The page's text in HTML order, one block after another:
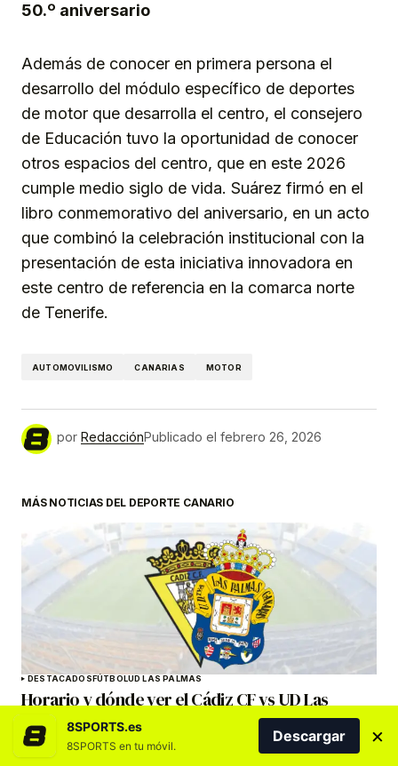
50.º aniversario
Además de conocer en primera persona el
desarrollo del módulo específico de deportes
de motor que desarrolla el centro, el consejero
de Educación tuvo la oportunidad de conocer
otros espacios del centro, que en este 2026
cumple medio siglo de vida. Suárez firmó en el
libro conmemorativo del aniversario, en un acto
que combinó la celebración institucional con la
presentación de esta iniciativa innovadora en
este centro de referencia en la comarca norte
de Tenerife.
AUTOMOVILISMO CANARIAS MOTOR
por RedacciónPublicado el febrero 26, 2026
MÁS NOTICIAS DEL DEPORTE CANARIO
DESTACADOSFÚTBOLUD LAS PALMAS
Horario y dónde ver el Cádiz CF vs UD Las
Palmas8SPORTS.es
8SPORTS en tu móvil.
Descargar ×